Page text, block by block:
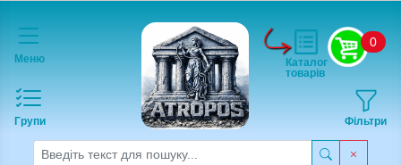
Меню
Групи
0
Фільтри
Каталог
товарів